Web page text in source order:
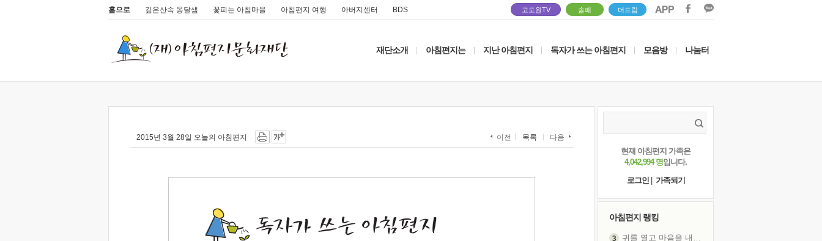
홈으로 깊은산속 옹달샘 꽃피는 아침마을 아침편지 여행 아버지센터 BDS 고도원TV 솔패 더드림
재단소개 아침편지는 지난 아침편지 독자가 쓰는 아침편지 모음방 나눔터
2015년 3월 28일 오늘의 아침편지 이전 목록 다음
현재 아침편지 가족은
4,042,994 명입니다.
로그인
가족되기
아침편지 랭킹
귀를 열고 마음을 내어주고